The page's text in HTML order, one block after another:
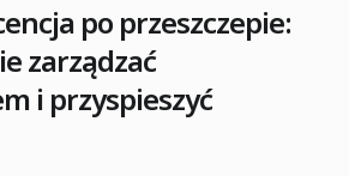
po przeszczepie:
zarządzać
i przyspieszyć